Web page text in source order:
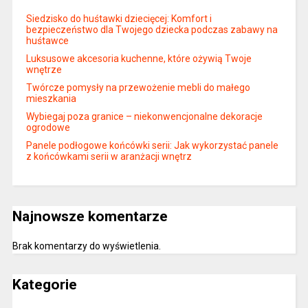
Siedzisko do huśtawki dziecięcej: Komfort i
bezpieczeństwo dla Twojego dziecka podczas zabawy na
huśtawce
Luksusowe akcesoria kuchenne, które ożywią Twoje
wnętrze
Twórcze pomysły na przewożenie mebli do małego
mieszkania
Wybiegaj poza granice – niekonwencjonalne dekoracje
ogrodowe
Panele podłogowe końcówki serii: Jak wykorzystać panele
z końcówkami serii w aranżacji wnętrz
Najnowsze komentarze
Brak komentarzy do wyświetlenia.
Kategorie